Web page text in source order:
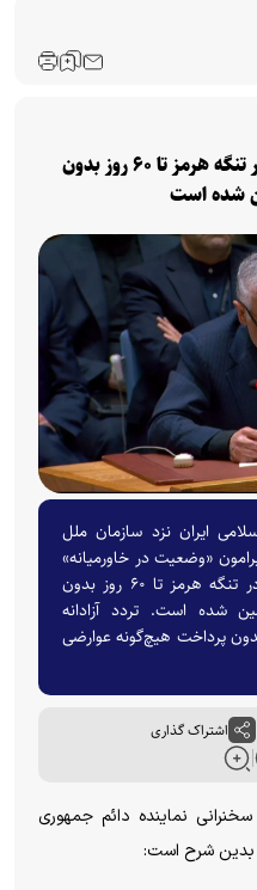
ایروانی: تردد آزادانه کشتی‌ها در تنگه هرمز تا ۶۰ روز بدون
شده است
ایران نزد سازمان ملل
«وضعیت در خاورمیانه»
اعلام کرد: تردد آزادانه کشتی‌ها در تنگه هرمز تا ۶۰ روز بدون
شده است. تردد آزادانه
تنگه هرمز تا ۶۰ روز بدون پرداخت هیچ‌گونه عوارضی
اشتراک گذاری
نماینده دائم جمهوری
بدین شرح است: